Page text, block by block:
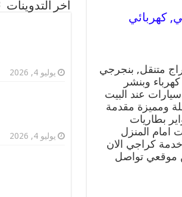
بنجرجي, كهربائي
متنقل, بنجرجي
وبنشر
عند البيت
ومميزة مقدمة
بطاريات
امام المنزل
كراجي الان
موقعي تواصل
أخر التدوينات
يوليو 4, 2026
يوليو 4, 2026